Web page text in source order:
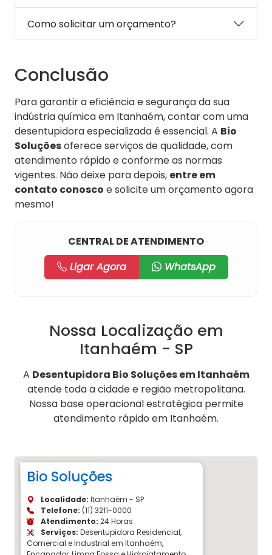
Como solicitar um orçamento?
Conclusão
Para garantir a eficiência e segurança da sua
indústria química em Itanhaém, contar com uma
desentupidora especializada é essencial. A Bio
Soluçõesoferece serviços de qualidade, com
atendimento rápido e conforme as normas
vigentes. Não deixe para depois, entre em
contato conosco e solicite um orçamento agora
mesmo!
CENTRAL DE ATENDIMENTO
Ligar Agora
WhatsApp
Nossa Localização em
Itanhaém - SP
A Desentupidora Bio Soluções em Itanhaém
atende toda a cidade e região metropolitana.
Nossa base operacional estratégica permite
atendimento rápido em Itanhaém.
Bio Soluções
Localidade: Itanhaém - SP
Telefone: (11) 3211-0000
Atendimento: 24 Horas
Serviços: Desentupidora Residencial,
Comercial e Industrial em Itanhaém,